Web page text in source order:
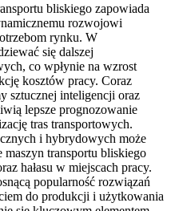
bliskiego zapowiada
rozwojowi
rynku. W
się dalszej
co wpłynie na wzrost
kosztów pracy. Coraz
sztucznej inteligencji oraz
lepsze prognozowanie
tras transportowych.
i hybrydowych może
maszyn transportu bliskiego
hałasu w miejscach pracy.
popularność rozwiązań
do produkcji i użytkowania